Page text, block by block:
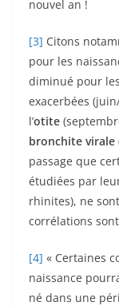
nouvel an !
[3] Citons
pour les
diminué pour
exacerbées
l’otite
bronchite virale
passage que
étudiées par
rhinites), ne
corrélations
[4] « Certaines
naissance
né dans une